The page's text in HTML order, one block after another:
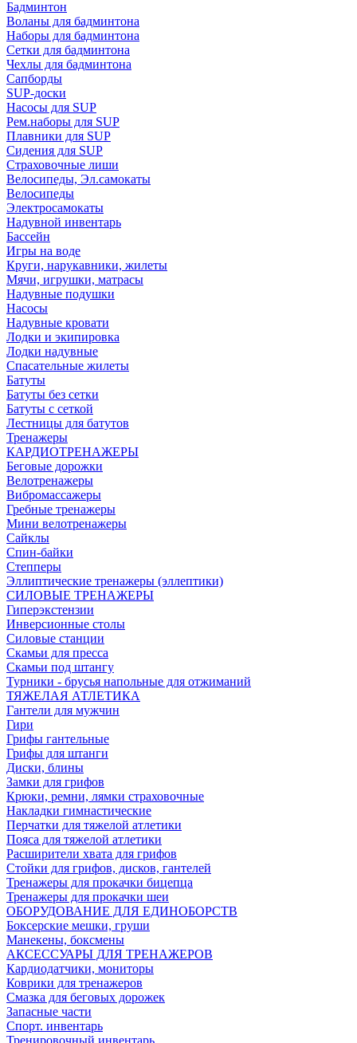
Бадминтон
Воланы для бадминтона
Наборы для бадминтона
Сетки для бадминтона
Чехлы для бадминтона
Сапборды
SUP-доски
Насосы для SUP
Рем.наборы для SUP
Плавники для SUP
Сидения для SUP
Страховочные лиши
Велосипеды, Эл.самокаты
Велосипеды
Электросамокаты
Надувной инвентарь
Бассейн
Игры на воде
Круги, нарукавники, жилеты
Мячи, игрушки, матрасы
Надувные подушки
Насосы
Надувные кровати
Лодки и экипировка
Лодки надувные
Спасательные жилеты
Батуты
Батуты без сетки
Батуты с сеткой
Лестницы для батутов
Тренажеры
КАРДИОТРЕНАЖЕРЫ
Беговые дорожки
Велотренажеры
Вибромассажеры
Гребные тренажеры
Мини велотренажеры
Сайклы
Спин-байки
Степперы
Эллиптические тренажеры (эллептики)
СИЛОВЫЕ ТРЕНАЖЕРЫ
Гиперэкстензии
Инверсионные столы
Силовые станции
Скамьи для пресса
Скамьи под штангу
Турники - брусья напольные для отжиманий
ТЯЖЕЛАЯ АТЛЕТИКА
Гантели для мужчин
Гири
Грифы гантельные
Грифы для штанги
Диски, блины
Замки для грифов
Крюки, ремни, лямки страховочные
Накладки гимнастические
Перчатки для тяжелой атлетики
Пояса для тяжелой атлетики
Расширители хвата для грифов
Стойки для грифов, дисков, гантелей
Тренажеры для прокачки бицепца
Тренажеры для прокачки шеи
ОБОРУДОВАНИЕ ДЛЯ ЕДИНОБОРСТВ
Боксерские мешки, груши
Манекены, боксмены
АКСЕССУАРЫ ДЛЯ ТРЕНАЖЕРОВ
Кардиодатчики, мониторы
Коврики для тренажеров
Смазка для беговых дорожек
Запасные части
Спорт. инвентарь
Тренировочный инвентарь